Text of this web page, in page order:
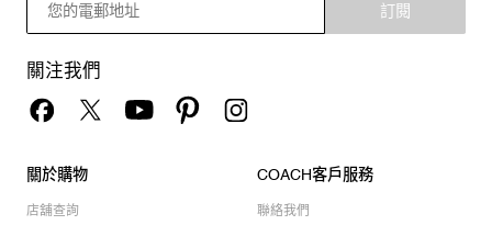
訂閱
關注我們
關於購物
店舖查詢
COACH客戶服務
聯絡我們